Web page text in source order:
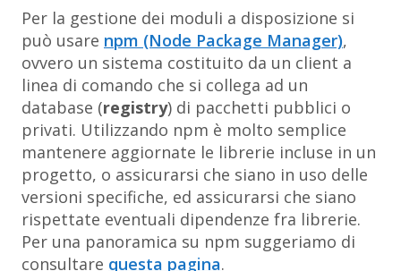
Per la gestione dei moduli a disposizione si
può usare npm (Node Package Manager),
ovvero un sistema costituito da un client a
linea di comando che si collega ad un
database (registry) di pacchetti pubblici o
privati. Utilizzando npm è molto semplice
mantenere aggiornate le librerie incluse in un
progetto, o assicurarsi che siano in uso delle
versioni specifiche, ed assicurarsi che siano
rispettate eventuali dipendenze fra librerie.
Per una panoramica su npm suggeriamo di
consultare questa pagina.